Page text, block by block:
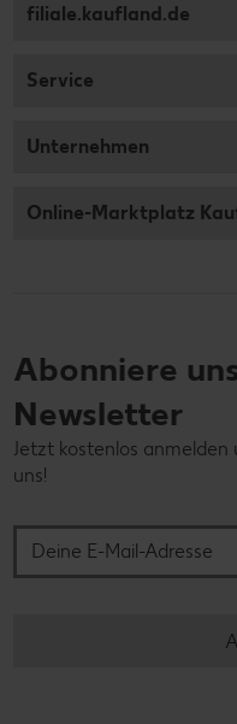
filiale.kaufland.de
Service
Unternehmen
Online-Marktplatz
Abonniere
Newsletter
Jetzt kostenlos
uns!